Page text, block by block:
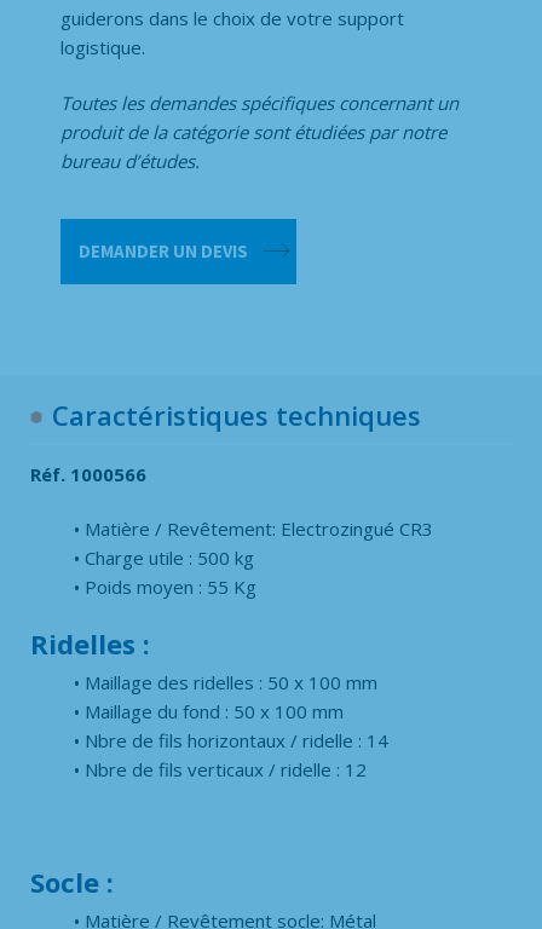
guiderons dans le choix de votre support
logistique.
Toutes les demandes spécifiques concernant un
produit de la catégorie sont étudiées par notre
bureau d’études.
de
Roll
720
800
DEMANDER UN DEVIS
Caractéristiques techniques
Réf. 1000566
Matière / Revêtement: Electrozingué CR3
Charge utile : 500 kg
Poids moyen : 55 Kg
Ridelles :
Maillage des ridelles : 50 x 100 mm
Maillage du fond : 50 x 100 mm
Nbre de fils horizontaux / ridelle : 14
Nbre de fils verticaux / ridelle : 12
Socle :
Matière / Revêtement socle: Métal